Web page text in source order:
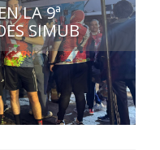
LA 9ª
SIMUB